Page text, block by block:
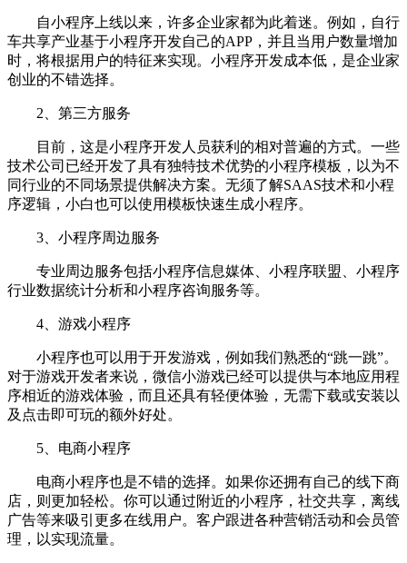
自小程序上线以来，许多企业家都为此着迷。例如，自行
车共享产业基于小程序开发自己的APP，并且当用户数量增加
时，将根据用户的特征来实现。小程序开发成本低，是企业家
创业的不错选择。
2、第三方服务
目前，这是小程序开发人员获利的相对普遍的方式。一些
技术公司已经开发了具有独特技术优势的小程序模板，以为不
同行业的不同场景提供解决方案。无须了解SAAS技术和小程
序逻辑，小白也可以使用模板快速生成小程序。
3、小程序周边服务
专业周边服务包括小程序信息媒体、小程序联盟、小程序
行业数据统计分析和小程序咨询服务等。
4、游戏小程序
小程序也可以用于开发游戏，例如我们熟悉的“跳一跳”。
对于游戏开发者来说，微信小游戏已经可以提供与本地应用程
序相近的游戏体验，而且还具有轻便体验，无需下载或安装以
及点击即可玩的额外好处。
5、电商小程序
电商小程序也是不错的选择。如果你还拥有自己的线下商
店，则更加轻松。你可以通过附近的小程序，社交共享，离线
广告等来吸引更多在线用户。客户跟进各种营销活动和会员管
理，以实现流量。